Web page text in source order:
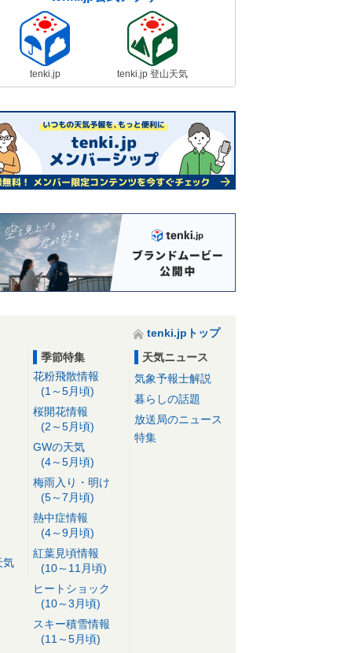
tenki.jp tenki.jp 登山天気
tenki.jpトップ
気
季節特集
花粉飛散情報
(1～5月頃)
桜開花情報
(2～5月頃)
GWの天気
(4～5月頃)
梅雨入り・明け
(5～7月頃)
熱中症情報
(4～9月頃)
紅葉見頃情報
(10～11月頃)
ヒートショック
(10～3月頃)
スキー積雪情報
(11～5月頃)
天気ニュース
気象予報士解説
暮らしの話題
放送局のニュース
特集